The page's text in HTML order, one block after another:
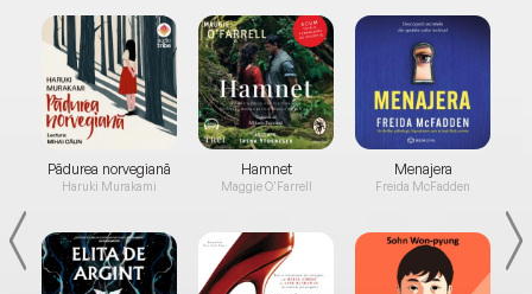
Pădurea norvegiană
Haruki Murakami
Hamnet
Maggie O'Farrell
Menajera
Freida McFadden